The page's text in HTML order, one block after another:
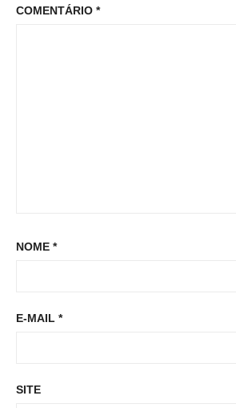
o:o
COMENTÁRIO *
NOME *
E-MAIL *
SITE